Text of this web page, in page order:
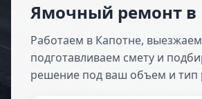
Ямочный ремонт в
Работаем в Капотне,
подготавливаем смету и
решение под ваш объем и тип